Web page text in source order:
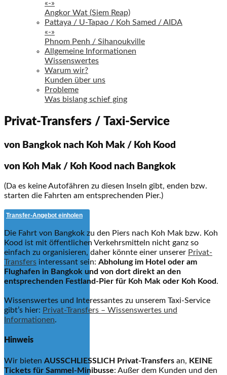
«-»
Angkor Wat (Siem Reap)
Pattaya / U-Tapao / Koh Samed / AIDA
«-»
Phnom Penh / Sihanoukville
Allgemeine Informationen
Wissenswertes
Warum wir?
Kunden über uns
Probleme
Was bislang schief ging
Privat-Transfers / Taxi-Service
von Bangkok nach Koh Mak / Koh Kood
von Koh Mak / Koh Kood nach Bangkok
(Da es keine Autofähren zu diesen Inseln gibt, enden bzw.
starten die Fahrten am entsprechenden Pier.)
Transfer-Angebot einholen
Die Fahrt von Bangkok zu den Piers nach Koh Mak bzw. Koh
Kood ist mit öffentlichen Verkehrsmitteln nicht ganz so
einfach zu organisieren, daher könnte einer unserer Privat-
Transfers interessant sein: Abholung im Hotel oder am
Flughafen in Bangkok und von dort direkt an den
entsprechenden Festland-Pier für Koh Mak oder Koh Kood.
Wissenswertes und Interessantes zu unserem Taxi-Service
gibt’s hier: Privat-Transfers – Wissenswertes und
Informationen.
Hinweis
Wir bieten AUSSCHLIESSLICH Privat-Transfers an, KEINE
Tickets für Sammel-Minibusse: Außer dem Kunden und den